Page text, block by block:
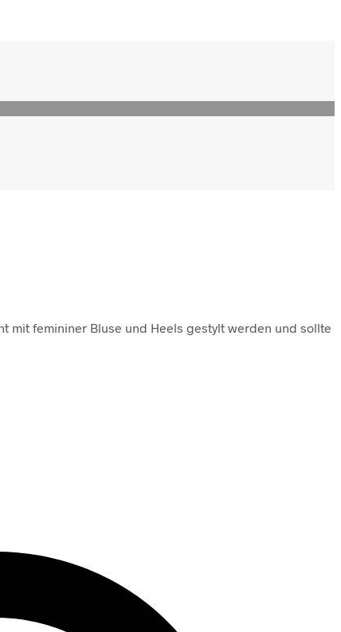
mit femininer Bluse und Heels gestylt werden und sollte